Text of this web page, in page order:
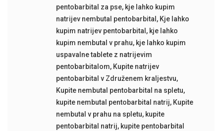
pentobarbital za pse, kje lahko kupim
natrijev nembutal pentobarbital , Kje lahko
kupim natrijev pentobarbital , kje lahko
kupim nembutal v prahu, kje lahko kupim
uspavalne tablete z natrijevim
pentobarbitalom, Kupite natrijev
pentobarbital v Združenem kraljestvu,
Kupite nembutal pentobarbital na spletu,
kupite nembutal pentobarbital natrij, Kupite
nembutal v prahu na spletu, kupite
pentobarbital natrij, kupite pentobarbital